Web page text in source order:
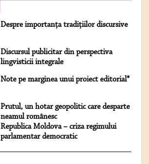
Despre importanţa tradiţiilor discursive
Discursul publicitar din perspectiva
lingvisticii integrale
Note pe marginea unui proiect editorial*
Prutul, un hotar geopolitic care desparte
neamul românesc
Republica Moldova – criza regimului
parlamentar democratic